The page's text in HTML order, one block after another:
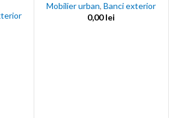
Mobilier urban, Banci exterior
0,00lei